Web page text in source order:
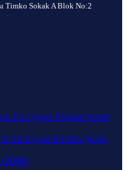
Timko Sokak A Blok No:2
En Uygun Fiyatlar Şimdi
En Uygun Fiyatlar Şimdi